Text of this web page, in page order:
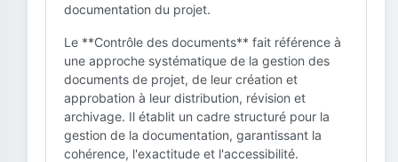
documentation du projet.
Le **Contrôle des documents** fait référence à
une approche systématique de la gestion des
documents de projet, de leur création et
approbation à leur distribution, révision et
archivage. Il établit un cadre structuré pour la
gestion de la documentation, garantissant la
cohérence, l'exactitude et l'accessibilité.